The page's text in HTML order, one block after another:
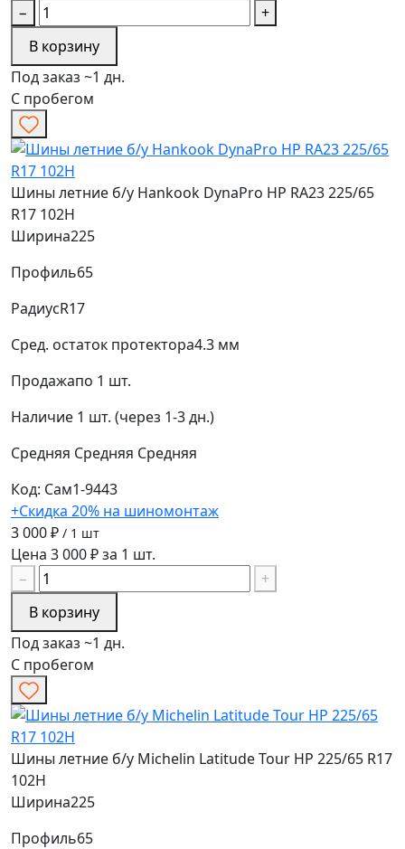
−
+
В корзину
Под заказ ~1 дн.
С пробегом
Шины летние б/у Hankook DynaPro HP RA23 225/65
R17 102H
Ширина225
Профиль65
РадиусR17
Сред. остаток протектора4.3 мм
Продажапо 1 шт.
Наличие 1 шт. (через 1-3 дн.)
Средняя Средняя Средняя
Код: Сам1-9443
+Скидка 20% на шиномонтаж
3 000 ₽ / 1 шт
Цена 3 000 ₽ за 1 шт.
−
+
В корзину
Под заказ ~1 дн.
С пробегом
Шины летние б/у Michelin Latitude Tour HP 225/65 R17
102H
Ширина225
Профиль65